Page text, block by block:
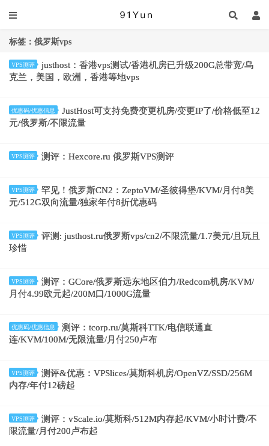
标签：俄罗斯vps
VPS测评
justhost：香港vps测试/香港机房已升级200G总带宽/乌
克兰，美国，欧洲，香港等地vps
优惠码/优惠信息
JustHost可支持免费变更机房/变更IP了/价格低至12
元/俄罗斯/不限流量
VPS测评 测评：Hexcore.ru 俄罗斯VPS测评
VPS测评
罕见！俄罗斯CN2：ZeptoVM/圣彼得堡/KVM/月付8美
元/512G双向流量/独家年付8折优惠码
VPS测评
评测: justhost.ru俄罗斯vps/cn2/不限流量/1.7美元/且玩且
珍惜
VPS测评
测评：GCore/俄罗斯远东地区伯力/Redcom机房/KVM/
月付4.99欧元起/200M口/1000G流量
优惠码/优惠信息
测评：tcorp.ru/莫斯科TTK/电信联通直
连/KVM/100M/无限流量/月付250卢布
VPS测评
测评&优惠：VPSlices/莫斯科机房/OpenVZ/SSD/256M
内存/年付12磅起
VPS测评
测评：vScale.io/莫斯科/512M内存起/KVM/小时计费/不
限流量/月付200卢布起